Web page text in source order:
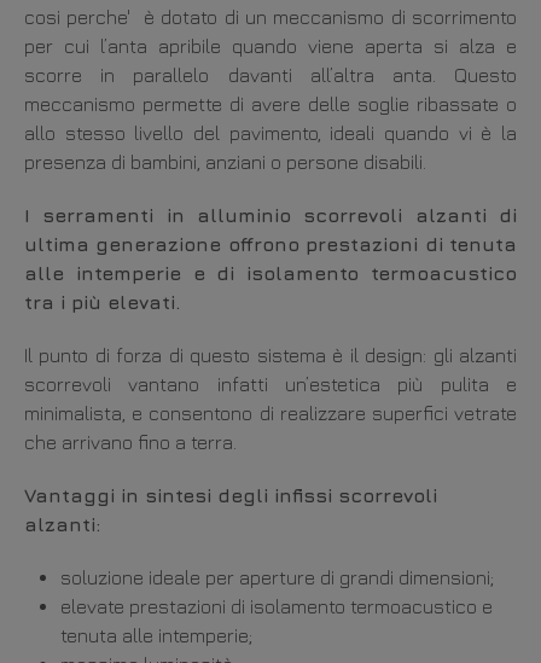
cosi perche' è dotato di un meccanismo di scorrimento
per cui l’anta apribile quando viene aperta si alza e
scorre in parallelo davanti all’altra anta. Questo
meccanismo permette di avere delle soglie ribassate o
allo stesso livello del pavimento, ideali quando vi è la
presenza di bambini, anziani o persone disabili.
I serramenti in alluminio scorrevoli alzanti di
ultima generazione offrono prestazioni di tenuta
alle intemperie e di isolamento termoacustico
tra i più elevati.
Il punto di forza di questo sistema è il design: gli alzanti
scorrevoli vantano infatti un’estetica più pulita e
minimalista, e consentono di realizzare superfici vetrate
che arrivano fino a terra.
Vantaggi in sintesi degli infissi scorrevoli
alzanti:
soluzione ideale per aperture di grandi dimensioni;
elevate prestazioni di isolamento termoacustico e
tenuta alle intemperie;